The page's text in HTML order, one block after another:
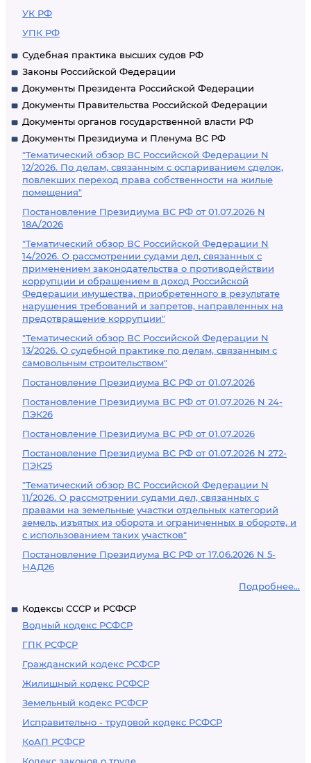
УК РФ
УПК РФ
Судебная практика высших судов РФ
Законы Российской Федерации
Документы Президента Российской Федерации
Документы Правительства Российской Федерации
Документы органов государственной власти РФ
Документы Президиума и Пленума ВС РФ
"Тематический обзор ВС Российской Федерации N
12/2026. По делам, связанным с оспариванием сделок,
повлекших переход права собственности на жилые
помещения"
Постановление Президиума ВС РФ от 01.07.2026 N
18А/2026
"Тематический обзор ВС Российской Федерации N
14/2026. О рассмотрении судами дел, связанных с
применением законодательства о противодействии
коррупции и обращением в доход Российской
Федерации имущества, приобретенного в результате
нарушения требований и запретов, направленных на
предотвращение коррупции"
"Тематический обзор ВС Российской Федерации N
13/2026. О судебной практике по делам, связанным с
самовольным строительством"
Постановление Президиума ВС РФ от 01.07.2026
Постановление Президиума ВС РФ от 01.07.2026 N 24-
ПЭК26
Постановление Президиума ВС РФ от 01.07.2026
Постановление Президиума ВС РФ от 01.07.2026 N 272-
ПЭК25
"Тематический обзор ВС Российской Федерации N
11/2026. О рассмотрении судами дел, связанных с
правами на земельные участки отдельных категорий
земель, изъятых из оборота и ограниченных в обороте, и
с использованием таких участков"
Постановление Президиума ВС РФ от 17.06.2026 N 5-
НАД26
Подробнее...
Кодексы СССР и РСФСР
Водный кодекс РСФСР
ГПК РСФСР
Гражданский кодекс РСФСР
Жилищный кодекс РСФСР
Земельный кодекс РСФСР
Исправительно - трудовой кодекс РСФСР
КоАП РСФСР